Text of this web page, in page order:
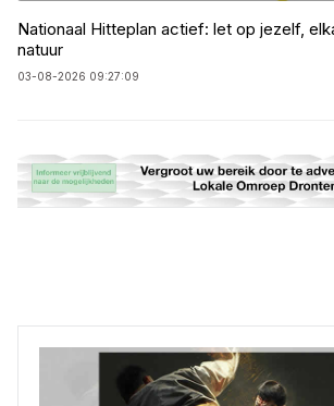
Nationaal Hitteplan actief: let op jezelf,
natuur
03-08-2026 09:27:09